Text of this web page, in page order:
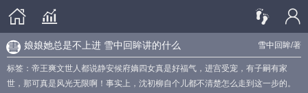
雪中回眸/著
娘娘她总是不上进 雪中回眸讲的什么
标签：帝王爽文世人都说静安候府嫡四女真是好福气，进宫受宠，有子嗣有家
世，那可真是风光无限啊！事实上，沈初柳自个儿都不清楚怎么走到这一步的。